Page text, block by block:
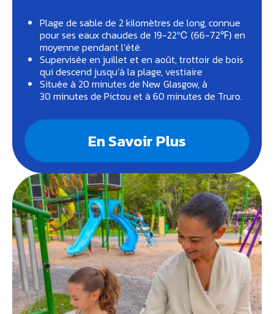
Plage de sable de 2 kilomètres de long, connue
pour ses eaux chaudes de 19-22℃ (66-72℉) en
moyenne pendant l’été.
Supervisée en juillet et en août, trottoir de bois
qui descend jusqu’à la plage, vestiaire
Située à 20 minutes de New Glasgow, à
30 minutes de Pictou et à 60 minutes de Truro.
En Savoir Plus